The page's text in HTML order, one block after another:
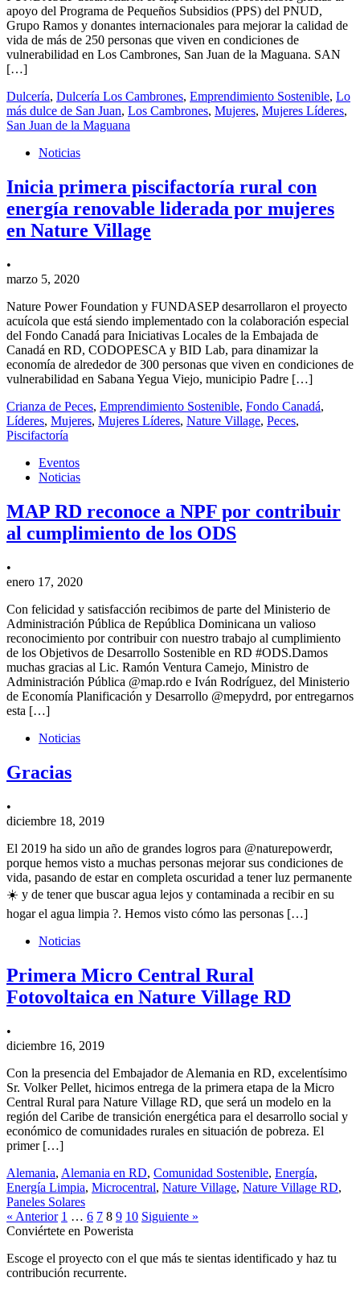
apoyo del Programa de Pequeños Subsidios (PPS) del PNUD,
Grupo Ramos y donantes internacionales para mejorar la calidad de
vida de más de 250 personas que viven en condiciones de
vulnerabilidad en Los Cambrones, San Juan de la Maguana. SAN
[…]
Dulcería, Dulcería Los Cambrones, Emprendimiento Sostenible, Lo
más dulce de San Juan, Los Cambrones, Mujeres, Mujeres Líderes,
San Juan de la Maguana
Noticias
Inicia primera piscifactoría rural con
energía renovable liderada por mujeres
en Nature Village
•
marzo 5, 2020
Nature Power Foundation y FUNDASEP desarrollaron el proyecto
acuícola que está siendo implementado con la colaboración especial
del Fondo Canadá para Iniciativas Locales de la Embajada de
Canadá en RD, CODOPESCA y BID Lab, para dinamizar la
economía de alrededor de 300 personas que viven en condiciones de
vulnerabilidad en Sabana Yegua Viejo, municipio Padre […]
Crianza de Peces, Emprendimiento Sostenible, Fondo Canadá,
Líderes, Mujeres, Mujeres Líderes, Nature Village, Peces,
Piscifactoría
Eventos
Noticias
MAP RD reconoce a NPF por contribuir
al cumplimiento de los ODS
•
enero 17, 2020
Con felicidad y satisfacción recibimos de parte del Ministerio de
Administración Pública de República Dominicana un valioso
reconocimiento por contribuir con nuestro trabajo al cumplimiento
de los Objetivos de Desarrollo Sostenible en RD #ODS.Damos
muchas gracias al Lic. Ramón Ventura Camejo, Ministro de
Administración Pública @map.rdo e Iván Rodríguez, del Ministerio
de Economía Planificación y Desarrollo @mepydrd, por entregarnos
esta […]
Noticias
Gracias
•
diciembre 18, 2019
El 2019 ha sido un año de grandes logros para @naturepowerdr,
porque hemos visto a muchas personas mejorar sus condiciones de
vida, pasando de estar en completa oscuridad a tener luz permanente
☀️ y de tener que buscar agua lejos y contaminada a recibir en su
hogar el agua limpia ?. Hemos visto cómo las personas […]
Noticias
Primera Micro Central Rural
Fotovoltaica en Nature Village RD
•
diciembre 16, 2019
Con la presencia del Embajador de Alemania en RD, excelentísimo
Sr. Volker Pellet, hicimos entrega de la primera etapa de la Micro
Central Rural para Nature Village RD, que será un modelo en la
región del Caribe de transición energética para el desarrollo social y
económico de comunidades rurales en situación de pobreza. El
primer […]
Alemania, Alemania en RD, Comunidad Sostenible, Energía,
Energía Limpia, Microcentral, Nature Village, Nature Village RD,
Paneles Solares
« Anterior 1 … 6 7 8 9 10 Siguiente »
Conviértete en Powerista
Escoge el proyecto con el que más te sientas identificado y haz tu
contribución recurrente.